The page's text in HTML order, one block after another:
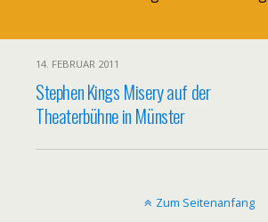
14. FEBRUAR 2011
Stephen Kings Misery auf der
Theaterbühne in Münster
Zum Seitenanfang